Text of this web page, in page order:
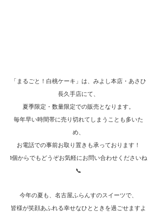
「まるごと！白桃ケーキ」は、みよし本店・あさひ
長久手店にて、
夏季限定・数量限定での販売となります。
毎年早い時間帯に売り切れてしまうことも多いた
め、
お電話での事前お取り置きも承っております！
1個からでもどうぞお気軽にお問い合わせくださいね
📞
今年の夏も、名古屋ふらんすのスイーツで、
皆様が笑顔あふれる幸せなひとときを過ごせますよ